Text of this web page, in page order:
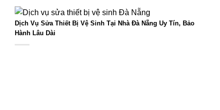
Dịch Vụ Sửa Thiết Bị Vệ Sinh Tại Nhà Đà Nẵng Uy Tín, Bảo
Hành Lâu Dài